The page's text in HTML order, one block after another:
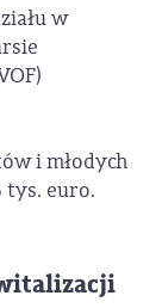
w
i młodych
tys. euro.